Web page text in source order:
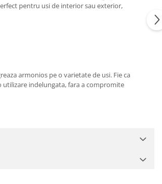
pentru usi de interior sau exterior,
armonios pe o varietate de usi. Fie ca
indelungata, fara a compromite